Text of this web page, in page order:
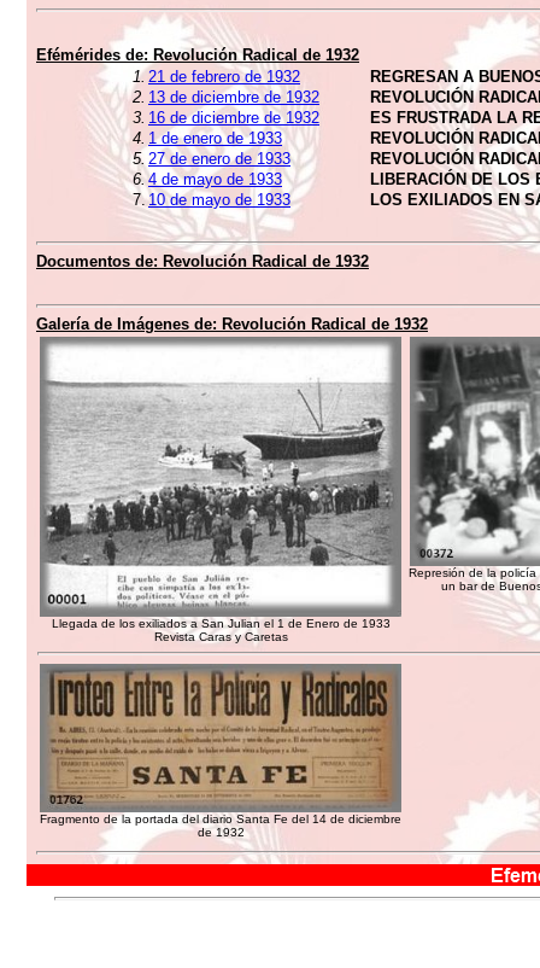
Efémérides de: Revolución Radical de 1932
1. 21 de febrero de 1932
REGRESAN A
2. 13 de diciembre de 1932
REVOLUCIÓN
3. 16 de diciembre de 1932
ES FRUSTRADA LA
4. 1 de enero de 1933
REVOLUCIÓN
5. 27 de enero de 1933
REVOLUCIÓN
6. 4 de mayo de 1933
LIBERACIÓN DE LOS
7.10 de mayo de 1933 LOS EXILIADOS EN
Documentos de: Revolución Radical de 1932
Galería de Imágenes de: Revolución Radical de 1932
Llegada de los exiliados a San Julian el 1 de Enero de 1933
Revista Caras y Caretas
Represión de la
un bar de
Fragmento de la portada del diario Santa Fe del 14 de diciembre
de 1932